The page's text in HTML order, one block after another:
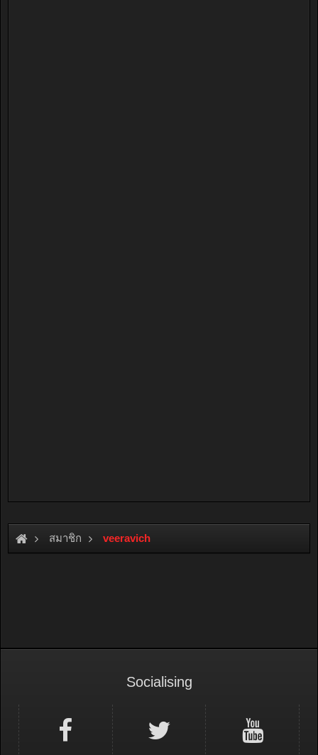
สมาชิก veeravich
Socialising